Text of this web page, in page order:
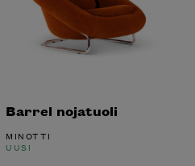
Barrel nojatuoli
MINOTTI
UUSI